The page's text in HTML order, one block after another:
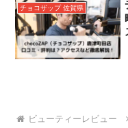
チョコザップ 佐賀県